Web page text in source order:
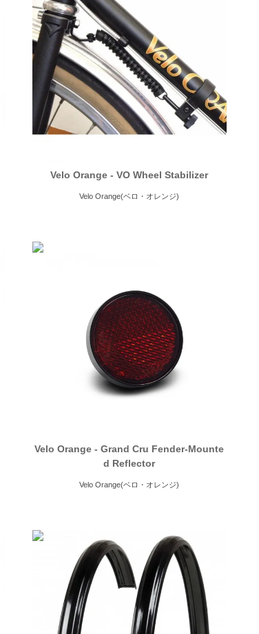
Velo Orange - VO Wheel Stabilizer
Velo Orange(ベロ・オレンジ)
Velo Orange - Grand Cru Fender-Mounte
d Reflector
Velo Orange(ベロ・オレンジ)